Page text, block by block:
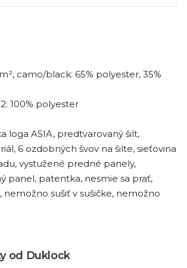
camo/black: 65% polyester, 35%
100% polyester
loga ASIA, predtvarovaný šilt,
6 ozdobných švov na šilte, sieťovina
vystužené predné panely,
panel, patentka, nesmie sa prať,
sušiť v sušičke, nemožno
od Duklock